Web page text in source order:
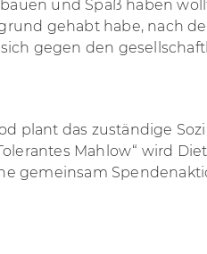
und Spaß haben
gehabt habe, nach
gegen den
plant das zuständige
Mahlow“ wird
gemeinsam